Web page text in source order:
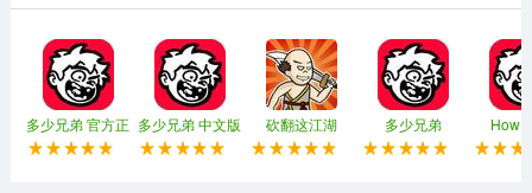
利。感兴趣的就一起来玩吧。
风暴奇兵手游亮点
1、各地的玩家都可以共聚一堂，即时对战，还有精彩无比
多少兄弟 官方正
版
多少兄弟 中文版 砍翻这江湖 多少兄弟
How